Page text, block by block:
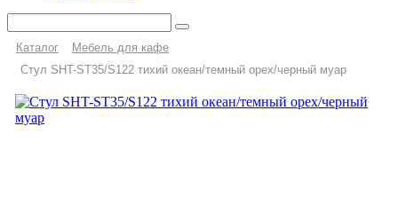
Каталог
Мебель для кафе
Стул SHT-ST35/S122 тихий океан/темный орех/черный муар